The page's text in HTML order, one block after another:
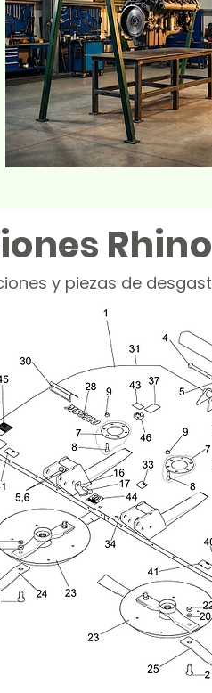
y piezas de